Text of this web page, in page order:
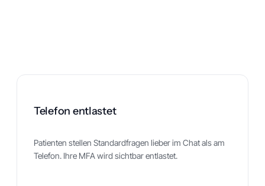
Telefon entlastet
Patienten stellen Standardfragen lieber im Chat als am
Telefon. Ihre MFA wird sichtbar entlastet.